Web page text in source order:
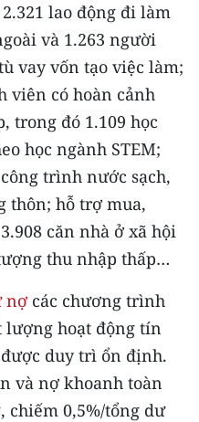
lao động đi làm
và 1.263 người
vay vốn tạo việc làm;
viên có hoàn cảnh
trong đó 1.109 học
học ngành STEM;
trình nước sạch,
thôn; hỗ trợ mua,
căn nhà ở xã hội
thu nhập thấp…
nợ các chương trình
lượng hoạt động tín
duy trì ổn định.
và nợ khoanh toàn
chiếm 0,5%/tổng dư